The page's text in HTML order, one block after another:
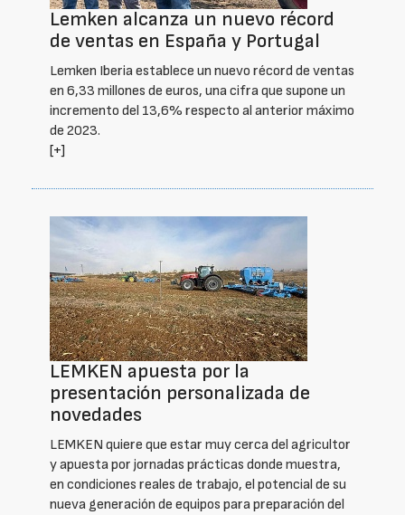
Lemken alcanza un nuevo récord
de ventas en España y Portugal
Lemken Iberia establece un nuevo récord de ventas
en 6,33 millones de euros, una cifra que supone un
incremento del 13,6% respecto al anterior máximo
de 2023.
[+]
LEMKEN apuesta por la
presentación personalizada de
novedades
LEMKEN quiere que estar muy cerca del agricultor
y apuesta por jornadas prácticas donde muestra,
en condiciones reales de trabajo, el potencial de su
nueva generación de equipos para preparación del